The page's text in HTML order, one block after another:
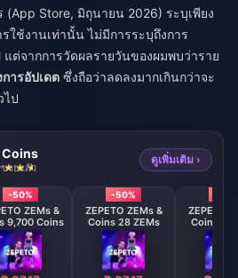
(App Store, มิถุนายน 2026) ระบุเพียง
ใช้งานเท่านั้น ไม่มีการระบุถึงการ
แต่จากการวัดผลรายวันของผมพบว่าราย
ารอัปเดต ซึ่งถือว่าลดลงมากเกินกว่าจะ
ไป
Coins
ายแล้ว
ดูเพิ่มเติม ›
-50%
ZEMs &
9,700 Coins
-50%
ZEPETO ZEMs &
Coins 28 ZEMs
ZEPETO
Coins 58